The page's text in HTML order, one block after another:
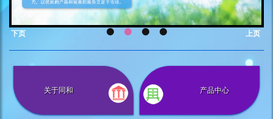
上页
下页
关于同和 产品中心